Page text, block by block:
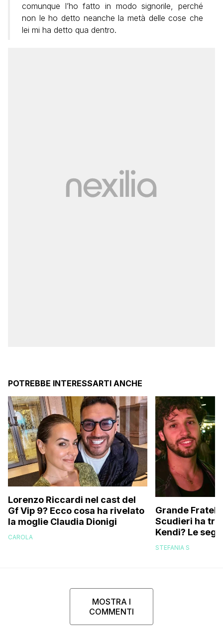
comunque l’ho fatto in modo signorile, perché
non le ho detto neanche la metà delle cose che
lei mi ha detto qua dentro.
POTREBBE INTERESSARTI ANCHE
Lorenzo Riccardi nel cast del
Gf Vip 9? Ecco cosa ha rivelato
la moglie Claudia Dionigi
CAROLA
Grande
Scudieri ha
Kendi? Le
replica dell’ex
STEFANIA S
MOSTRA I
COMMENTI